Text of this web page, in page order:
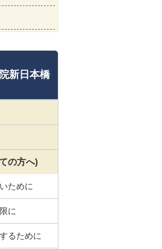
新日本橋
の方へ)
ために
に
るために